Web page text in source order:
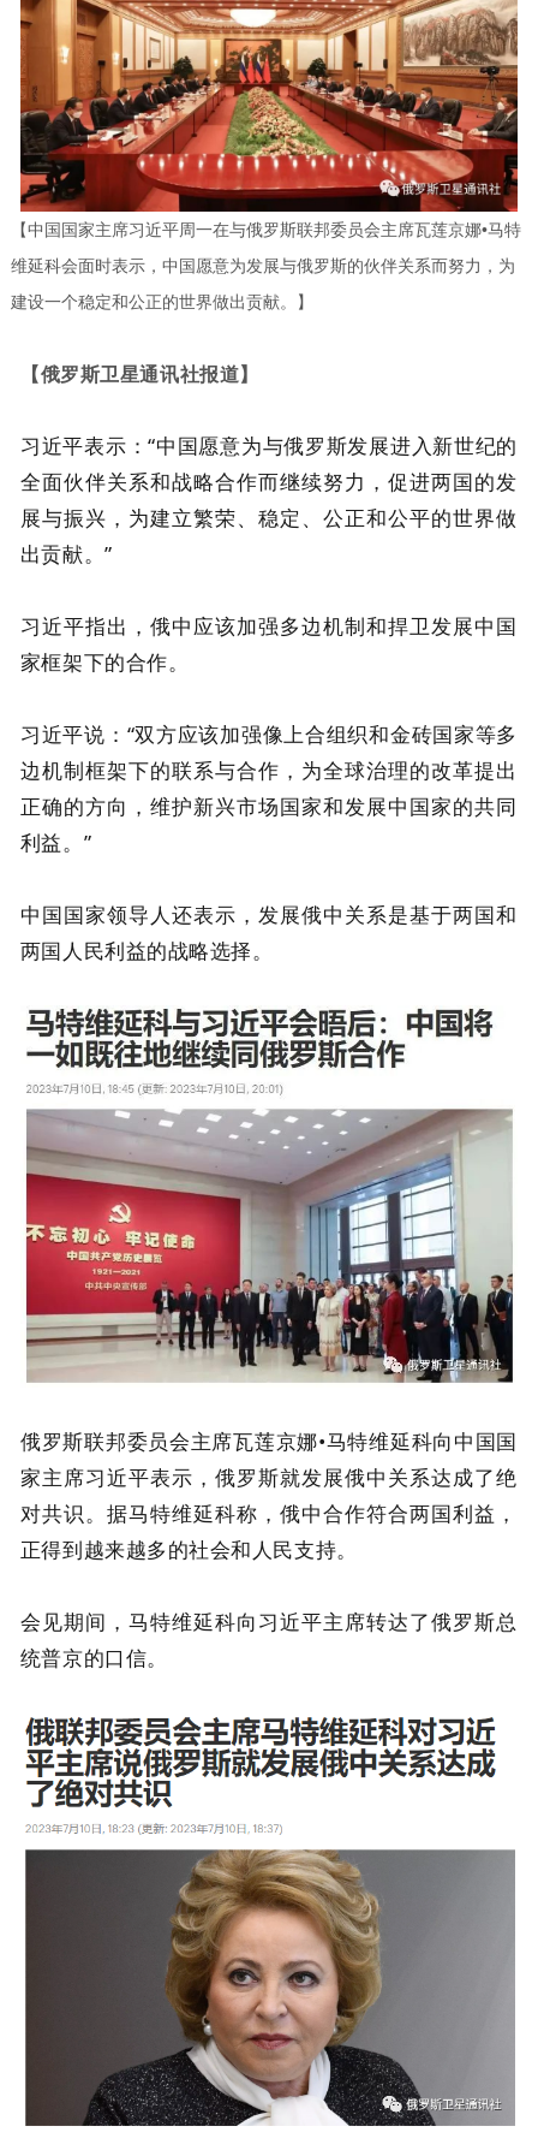
【中国国家主席习近平周一在与俄罗斯联邦委员会主席瓦莲京娜•马特
维延科会面时表示，中国愿意为发展与俄罗斯的伙伴关系而努力，为
建设一个稳定和公正的世界做出贡献。】
【俄罗斯卫星通讯社报道】
习近平表示：“中国愿意为与俄罗斯发展进入新世纪的
全面伙伴关系和战略合作而继续努力，促进两国的发
展与振兴，为建立繁荣、稳定、公正和公平的世界做
出贡献。”
习近平指出，俄中应该加强多边机制和捍卫发展中国
家框架下的合作。
习近平说：“双方应该加强像上合组织和金砖国家等多
边机制框架下的联系与合作，为全球治理的改革提出
正确的方向，维护新兴市场国家和发展中国家的共同
利益。”
中国国家领导人还表示，发展俄中关系是基于两国和
两国人民利益的战略选择。
俄罗斯联邦委员会主席瓦莲京娜•马特维延科向中国国
家主席习近平表示，俄罗斯就发展俄中关系达成了绝
对共识。据马特维延科称，俄中合作符合两国利益，
正得到越来越多的社会和人民支持。
会见期间，马特维延科向习近平主席转达了俄罗斯总
统普京的口信。